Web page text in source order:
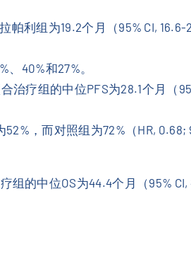
利组为19.2个月（95% CI,
40%和27%。
治疗组的中位PFS为28.1个月（
，而对照组为72%（HR, 0.68;
的中位OS为44.4个月（95% CI,